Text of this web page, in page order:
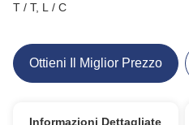
T / T, L / C
Ottieni Il Miglior Prezzo
Informazioni Dettagliate